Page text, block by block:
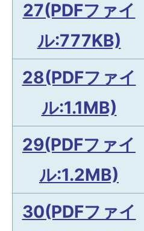
27(PDFファイ
ル:777KB)
28(PDFファイ
ル:1.1MB)
29(PDFファイ
ル:1.2MB)
30(PDFファイ